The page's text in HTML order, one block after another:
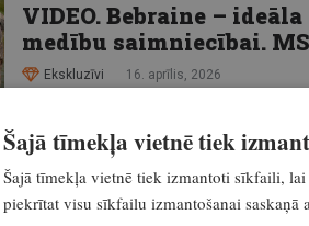
VIDEO. Bebraine –
medību saimniecībai.
Ekskluzīvi 16. aprīlis, 2026
Šajā tīmekļa vietnē tiek
Šajā tīmekļa vietnē tiek izmantoti sīkfaili,
piekrītat visu sīkfailu izmantošanai saskaņā